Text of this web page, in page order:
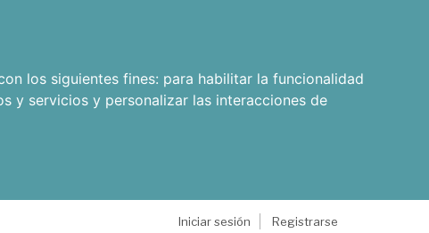
los siguientes fines: para habilitar la funcionalidad
y servicios y personalizar las interacciones de
Iniciar sesión
Registrarse